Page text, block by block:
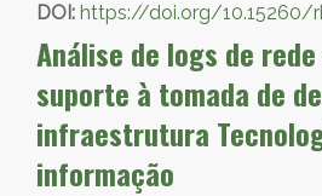
DOI: https://doi.org/10.15260/
Análise de logs de
suporte à tomada de
infraestrutura
informação